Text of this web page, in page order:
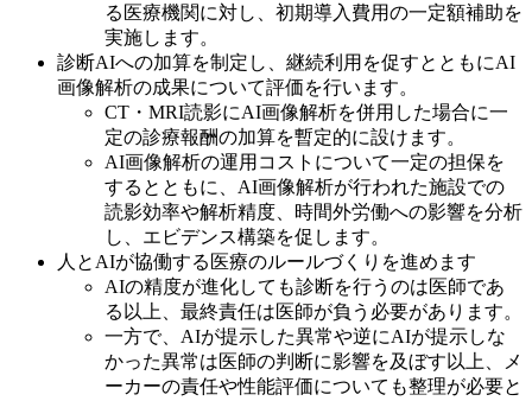
る医療機関に対し、初期導入費用の一定額補助を
実施します。
診断AIへの加算を制定し、継続利用を促すとともにAI
画像解析の成果について評価を行います。
CT・MRI読影にAI画像解析を併用した場合に一
定の診療報酬の加算を暫定的に設けます。
AI画像解析の運用コストについて一定の担保を
するとともに、AI画像解析が行われた施設での
読影効率や解析精度、時間外労働への影響を分析
し、エビデンス構築を促します。
人とAIが協働する医療のルールづくりを進めます
AIの精度が進化しても診断を行うのは医師であ
る以上、最終責任は医師が負う必要があります。
一方で、AIが提示した異常や逆にAIが提示しな
かった異常は医師の判断に影響を及ぼす以上、メ
ーカーの責任や性能評価についても整理が必要と